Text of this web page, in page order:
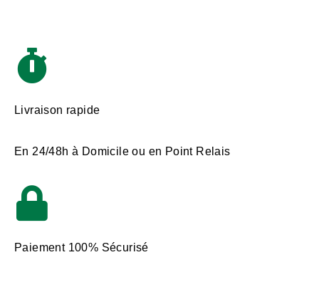
Livraison rapide
En 24/48h à Domicile ou en Point Relais
Paiement 100% Sécurisé